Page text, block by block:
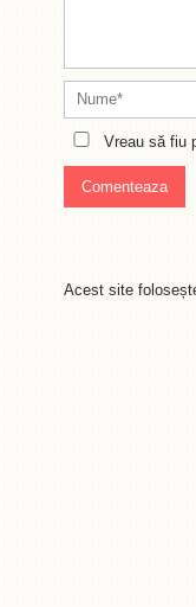
Vreau să fiu
Acest site